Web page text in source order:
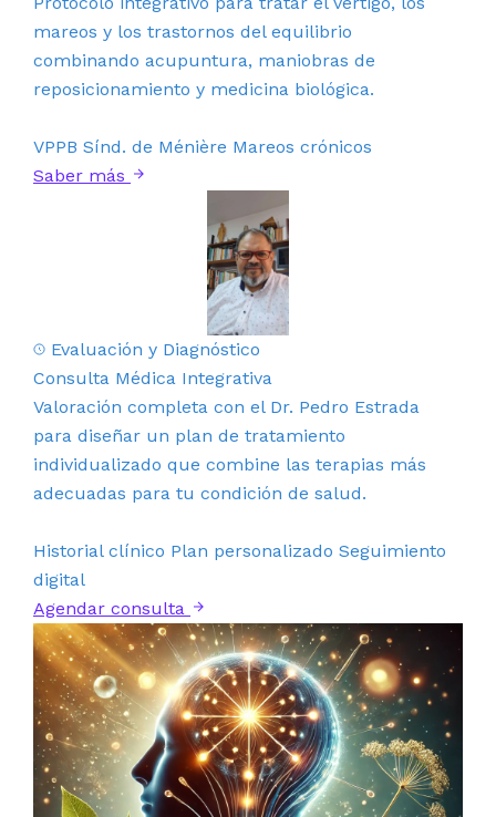
mareos y los trastornos del equilibrio
combinando acupuntura, maniobras de
reposicionamiento y medicina biológica.
VPPB Sínd. de Ménière Mareos crónicos
Saber más
Evaluación y Diagnóstico
Consulta Médica Integrativa
Valoración completa con el Dr. Pedro Estrada
para diseñar un plan de tratamiento
individualizado que combine las terapias más
adecuadas para tu condición de salud.
Historial clínico Plan personalizado Seguimiento
digital
Agendar consulta